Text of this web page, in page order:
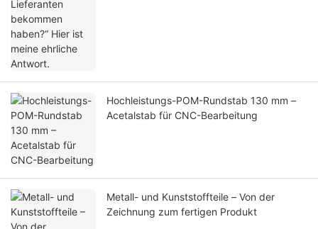
Hochleistungs-POM-Rundstab 130 mm –
Acetalstab für CNC-Bearbeitung
Metall- und Kunststoffteile – Von der
Zeichnung zum fertigen Produkt